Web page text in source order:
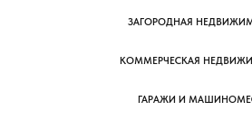
ЗАГОРОДНАЯ
КОММЕРЧЕСКАЯ
ГАРАЖИ И